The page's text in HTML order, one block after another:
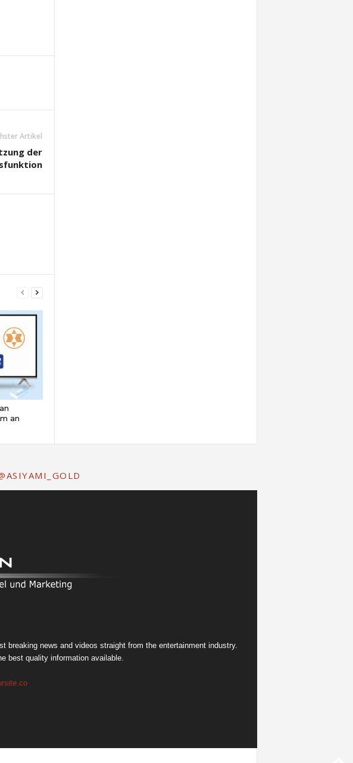
Artikel
der
an
breaking news and videos straight from the entertainment industry.
best quality information available.